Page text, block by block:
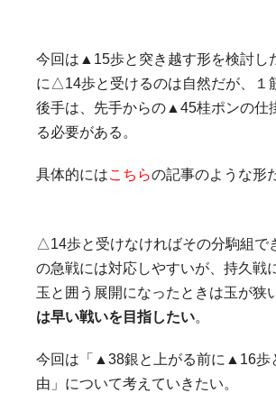
今回は▲15歩と突き越す形を検討
に△14歩と受けるのは自然だが、１
後手は、先手からの▲45桂ポンの仕
る必要がある。
具体的にはこちらの記事のような形
△14歩と受けなければその分駒組で
の急戦には対応しやすいが、持久戦
玉と囲う展開になったときは玉が狭
は早い戦いを目指したい。
今回は「▲38銀と上がる前に▲16歩
由」について考えていきたい。